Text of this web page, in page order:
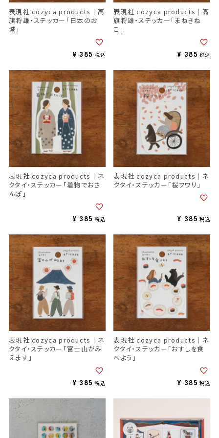
表現社 cozyca products｜高
旗将雄・ステッカー「日本のお
城」
¥ 385 税込
表現社 cozyca products｜高
旗将雄・ステッカー「まねきね
こ」
¥ 385 税込
表現社 cozyca products｜ネ
クタイ・ステッカー「着物でおさ
んぽ」
¥ 385 税込
表現社 cozyca products｜ネ
クタイ・ステッカー「桜フワリ」
¥ 385 税込
表現社 cozyca products｜ネ
クタイ・ステッカー「富士山がみ
えます」
¥ 385 税込
表現社 cozyca products｜ネ
クタイ・ステッカー「おすしを食
べよう」
¥ 385 税込